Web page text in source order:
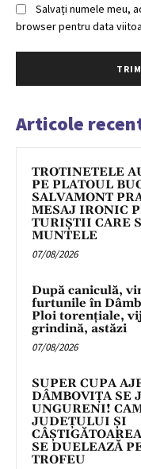
Salvați numele meu,
browser pentru data
Articole
TROTINETELE
PE PLATOUL
SALVAMONT
MESAJ IRONIC
TURIȘTII CARE
MUNTELE
07/08/2026
După caniculă,
furtunile în
Ploi torențiale,
grindină, astăzi
07/08/2026
SUPER CUPA
DÂMBOVIȚA SE
UNGURENI!
JUDEȚULUI ȘI
SE DUELEAZĂ
TROFEU